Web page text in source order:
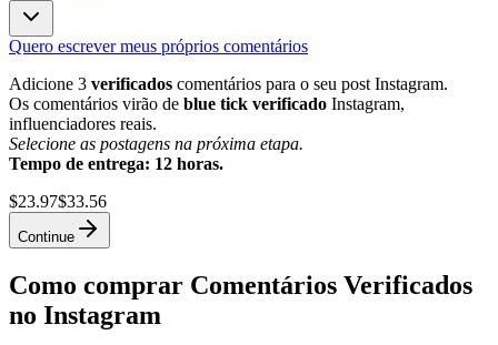
Quero escrever meus próprios comentários
Adicione 3 verificados comentários para o seu post Instagram.
Os comentários virão de blue tick verificado Instagram,
influenciadores reais.
Selecione as postagens na próxima etapa.
Tempo de entrega: 12 horas.
$23.97$33.56
Continue
Como comprar Comentários Verificados
no Instagram